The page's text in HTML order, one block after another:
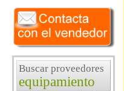
Buscar proveedores
equipamiento